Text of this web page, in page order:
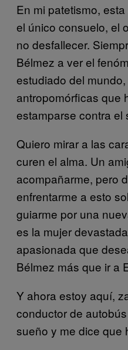
En mi patetismo, esta
el único consuelo, el
no desfallecer.
Bélmez a ver el
estudiado del
antropomórficas que
estamparse contra el
Quiero mirar a las
curen el alma. Un
acompañarme, pero
enfrentarme a esto
guiarme por una
es la mujer
apasionada que
Bélmez más que ir a
Y ahora estoy aquí,
conductor de
sueño y me dice que